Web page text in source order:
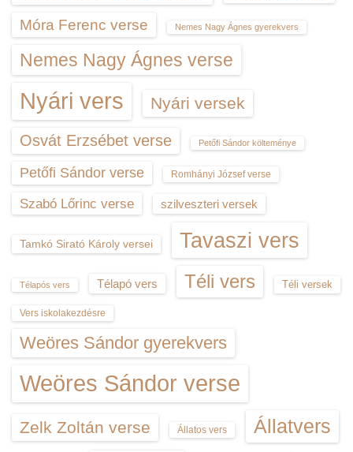
Móra Ferenc verse Nemes Nagy Ágnes gyerekvers
Nemes Nagy Ágnes verse
Nyári vers Nyári versek
Osvát Erzsébet verse Petőfi Sándor költeménye
Petőfi Sándor verse Romhányi József verse
Szabó Lőrinc verse szilveszteri versek
Tamkó Sirató Károly versei Tavaszi vers
Télapós vers Télapó vers Téli vers Téli versek
Vers iskolakezdésre
Weöres Sándor gyerekvers
Weöres Sándor verse
Zelk Zoltán verse Állatos vers Állatvers